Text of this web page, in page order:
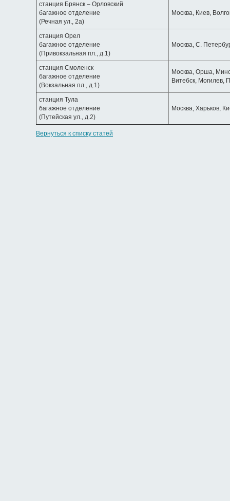
станция Брянск – Орловский
багажное отделение
(Речная ул., 2а)
Москва, Киев,
станция Орел
багажное отделение
(Привокзальная пл., д.1)
Москва, С.
станция Смоленск
багажное отделение
(Вокзальная пл., д.1)
Москва, Орша,
Витебск, Могилев,
станция Тула
багажное отделение
(Путейская ул., д.2)
Москва, Харьков,
Вернуться к списку статей